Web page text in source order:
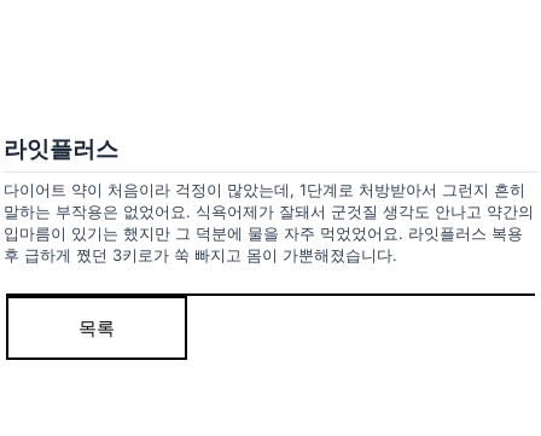
너
뛰
기
안티트러블
펄화이트
우리아이S(편식)
라잇플러스
다이어트 약이 처음이라 걱정이 많았는데, 1단계로 처방받아서 그런지 흔히
말하는 부작용은 없었어요. 식욕어제가 잘돼서 군것질 생각도 안나고 약간의
입마름이 있기는 했지만 그 덕분에 물을 자주 먹었었어요. 라잇플러스 복용
후 급하게 쪘던 3키로가 쑥 빠지고 몸이 가뿐해졌습니다.
목록